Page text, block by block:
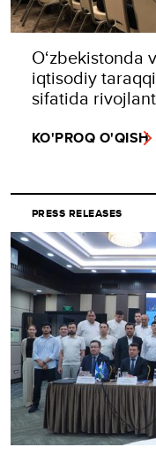
O‘zbekistonda
iqtisodiy
sifatida
KO'PROQ O'QISH
PRESS RELEASES